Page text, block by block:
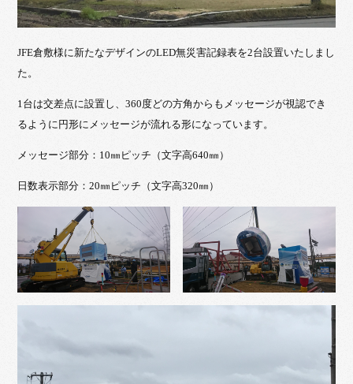
JFE倉敷様に新たなデザインのLED無災害記録表を2台設置いたしまし
た。
1台は交差点に設置し、360度どの方角からもメッセージが視認でき
るように円形にメッセージが流れる形になっています。
メッセージ部分：10㎜ピッチ（文字高640㎜）
日数表示部分：20㎜ピッチ（文字高320㎜）